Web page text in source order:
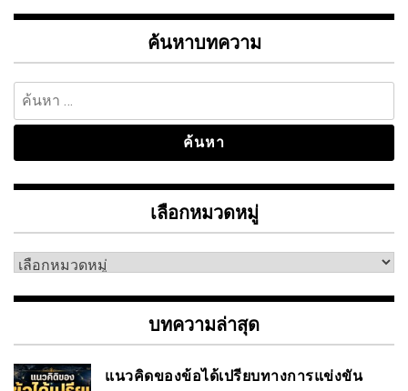
ค้นหาบทความ
ค้นหา
สำหรับ:
เลือกหมวดหมู่
เลือก
หมู่
บทความล่าสุด
แนวคิดของข้อได้เปรียบทางการแข่งขัน